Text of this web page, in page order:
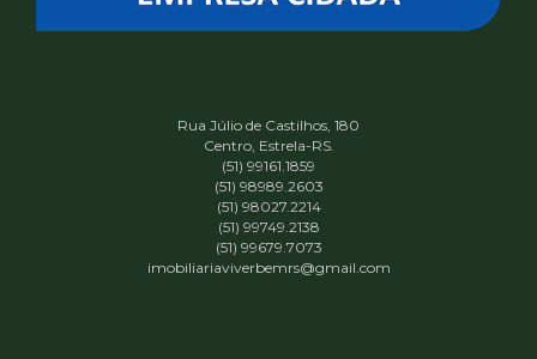
Rua Júlio de Castilhos, 180
Centro, Estrela-RS.
(51) 99161.1859
(51) 98989.2603
(51) 98027.2214
(51) 99749.2138
(51) 99679.7073
imobiliariaviverbemrs@gmail.com